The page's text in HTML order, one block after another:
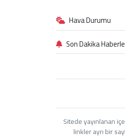
Hava Durumu
Son Dakika
Sitede yayınlanan
linkler ayrı bir